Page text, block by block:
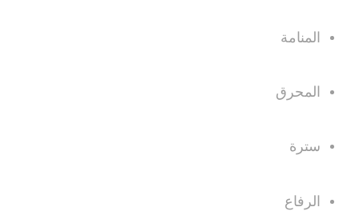
المنامة
المحرق
سترة
الرفاع